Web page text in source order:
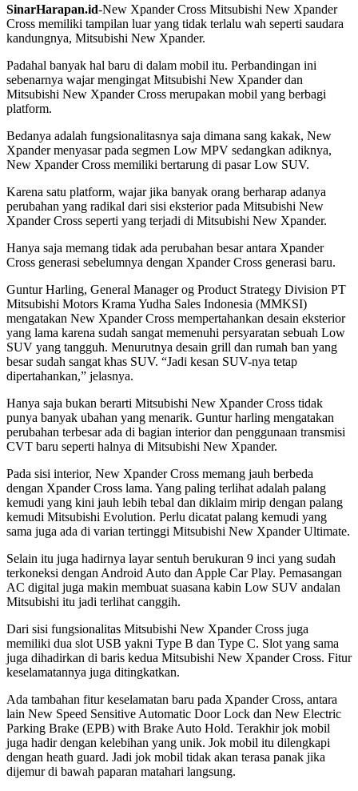
SinarHarapan.id-New Xpander Cross Mitsubishi New Xpander
Cross memiliki tampilan luar yang tidak terlalu wah seperti saudara
kandungnya, Mitsubishi New Xpander.
Padahal banyak hal baru di dalam mobil itu. Perbandingan ini
sebenarnya wajar mengingat Mitsubishi New Xpander dan
Mitsubishi New Xpander Cross merupakan mobil yang berbagi
platform.
Bedanya adalah fungsionalitasnya saja dimana sang kakak, New
Xpander menyasar pada segmen Low MPV sedangkan adiknya,
New Xpander Cross memiliki bertarung di pasar Low SUV.
Karena satu platform, wajar jika banyak orang berharap adanya
perubahan yang radikal dari sisi eksterior pada Mitsubishi New
Xpander Cross seperti yang terjadi di Mitsubishi New Xpander.
Hanya saja memang tidak ada perubahan besar antara Xpander
Cross generasi sebelumnya dengan Xpander Cross generasi baru.
Guntur Harling, General Manager og Product Strategy Division PT
Mitsubishi Motors Krama Yudha Sales Indonesia (MMKSI)
mengatakan New Xpander Cross mempertahankan desain eksterior
yang lama karena sudah sangat memenuhi persyaratan sebuah Low
SUV yang tangguh. Menurutnya desain grill dan rumah ban yang
besar sudah sangat khas SUV. “Jadi kesan SUV-nya tetap
dipertahankan,” jelasnya.
Hanya saja bukan berarti Mitsubishi New Xpander Cross tidak
punya banyak ubahan yang menarik. Guntur harling mengatakan
perubahan terbesar ada di bagian interior dan penggunaan transmisi
CVT baru seperti halnya di Mitsubishi New Xpander.
Pada sisi interior, New Xpander Cross memang jauh berbeda
dengan Xpander Cross lama. Yang paling terlihat adalah palang
kemudi yang kini jauh lebih tebal dan diklaim mirip dengan palang
kemudi Mitsubishi Evolution. Perlu dicatat palang kemudi yang
sama juga ada di varian tertinggi Mitsubishi New Xpander Ultimate.
Selain itu juga hadirnya layar sentuh berukuran 9 inci yang sudah
terkoneksi dengan Android Auto dan Apple Car Play. Pemasangan
AC digital juga makin membuat suasana kabin Low SUV andalan
Mitsubishi itu jadi terlihat canggih.
Dari sisi fungsionalitas Mitsubishi New Xpander Cross juga
memiliki dua slot USB yakni Type B dan Type C. Slot yang sama
juga dihadirkan di baris kedua Mitsubishi New Xpander Cross. Fitur
keselamatannya juga ditingkatkan.
Ada tambahan fitur keselamatan baru pada Xpander Cross, antara
lain New Speed Sensitive Automatic Door Lock dan New Electric
Parking Brake (EPB) with Brake Auto Hold. Terakhir jok mobil
juga hadir dengan kelebihan yang unik. Jok mobil itu dilengkapi
dengan heath guard. Jadi jok mobil tidak akan terasa panak jika
dijemur di bawah paparan matahari langsung.